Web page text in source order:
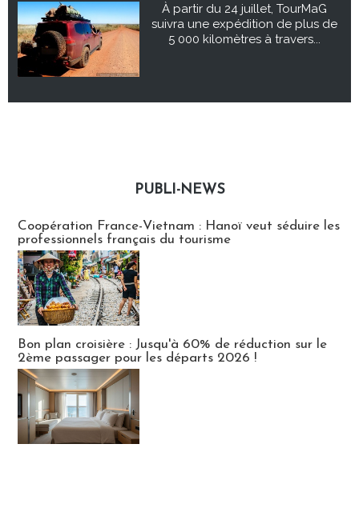
À partir du 24 juillet, TourMaG
suivra une expédition de plus de
5 000 kilomètres à travers...
PUBLI-NEWS
Coopération France-Vietnam : Hanoï veut séduire les
professionnels français du tourisme
Bon plan croisière : Jusqu'à 60% de réduction sur le
2ème passager pour les départs 2026 !